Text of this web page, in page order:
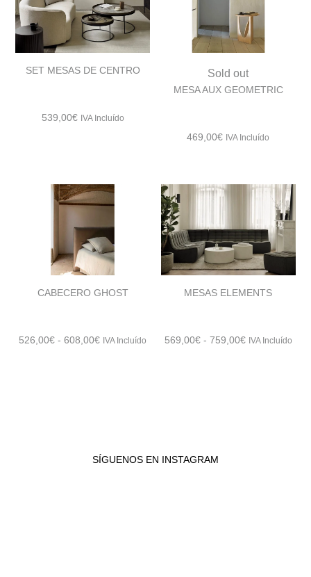
SET MESAS DE CENTRO
539,00€ IVA Incluído
Sold out
MESA AUX GEOMETRIC
469,00€ IVA Incluído
CABECERO GHOST
526,00€ - 608,00€Rango
IVA Incluído
MESAS ELEMENTS
569,00€ - 759,00€Rango
IVA Incluído
SÍGUENOS EN INSTAGRAM